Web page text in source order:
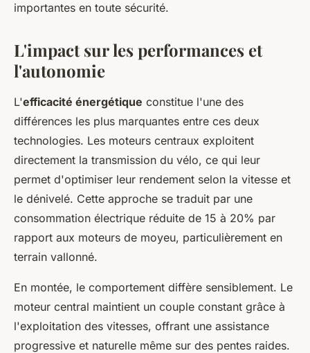
importantes en toute sécurité.
L'impact sur les performances et
l'autonomie
L'efficacité énergétique constitue l'une des
différences les plus marquantes entre ces deux
technologies. Les moteurs centraux exploitent
directement la transmission du vélo, ce qui leur
permet d'optimiser leur rendement selon la vitesse et
le dénivelé. Cette approche se traduit par une
consommation électrique réduite de 15 à 20% par
rapport aux moteurs de moyeu, particulièrement en
terrain vallonné.
En montée, le comportement diffère sensiblement. Le
moteur central maintient un couple constant grâce à
l'exploitation des vitesses, offrant une assistance
progressive et naturelle même sur des pentes raides.